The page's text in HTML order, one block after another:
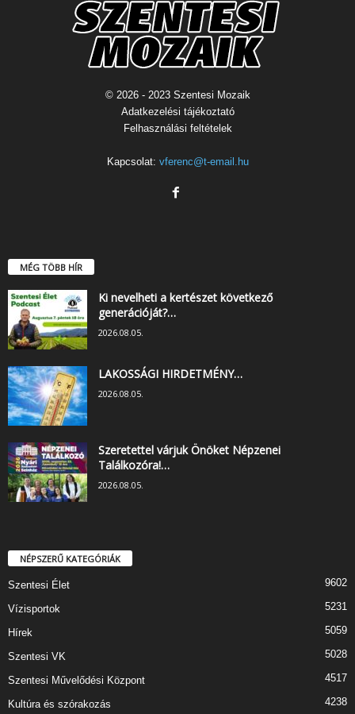
© 2026 - 2023 Szentesi Mozaik
Adatkezelési tájékoztató
Felhasználási feltételek
Kapcsolat: vferenc@t-email.hu
MÉG TÖBB HÍR
Ki nevelheti a kertészet következő
generációját?…
2026.08.05.
LAKOSSÁGI HIRDETMÉNY…
2026.08.05.
Szeretettel várjuk Önöket Népzenei
Találkozóra!…
2026.08.05.
NÉPSZERŰ KATEGÓRIÁK
Szentesi Élet 9602
Vízisportok 5231
Hírek 5059
Szentesi VK 5028
Szentesi Művelődési Központ 4517
Kultúra és szórakozás 4238